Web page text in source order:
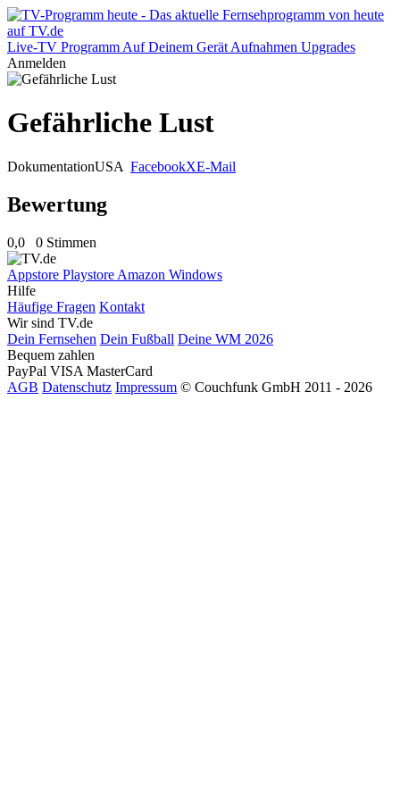
Live-TV Programm Auf Deinem Gerät Aufnahmen Upgrades
Anmelden
Gefährliche Lust
DokumentationUSA FacebookXE-Mail
Bewertung
0,0 0 Stimmen
Appstore Playstore Amazon Windows
Hilfe
Häufige Fragen Kontakt
Wir sind TV.de
Dein Fernsehen Dein Fußball Deine WM 2026
Bequem zahlen
PayPal VISA MasterCard
AGB Datenschutz Impressum © Couchfunk GmbH 2011 - 2026